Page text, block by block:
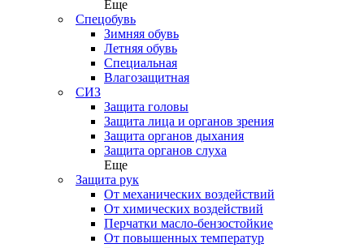
Еще
Спецобувь
Зимняя обувь
Летняя обувь
Специальная
Влагозащитная
СИЗ
Защита головы
Защита лица и органов зрения
Защита органов дыхания
Защита органов слуха
Еще
Защита рук
От механических воздействий
От химических воздействий
Перчатки масло-бензостойкие
От повышенных температур